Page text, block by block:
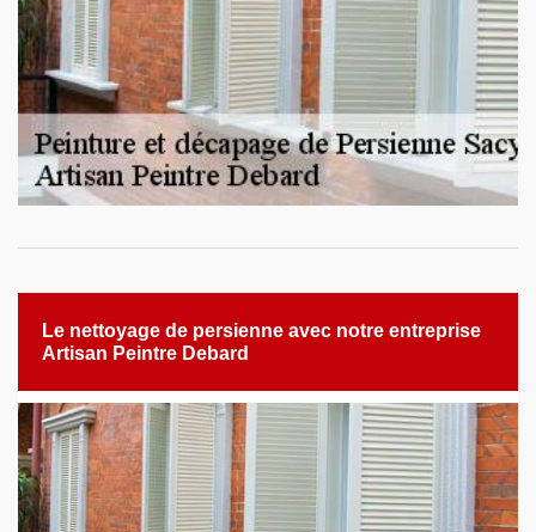
Le nettoyage de persienne avec notre entreprise
Artisan Peintre Debard